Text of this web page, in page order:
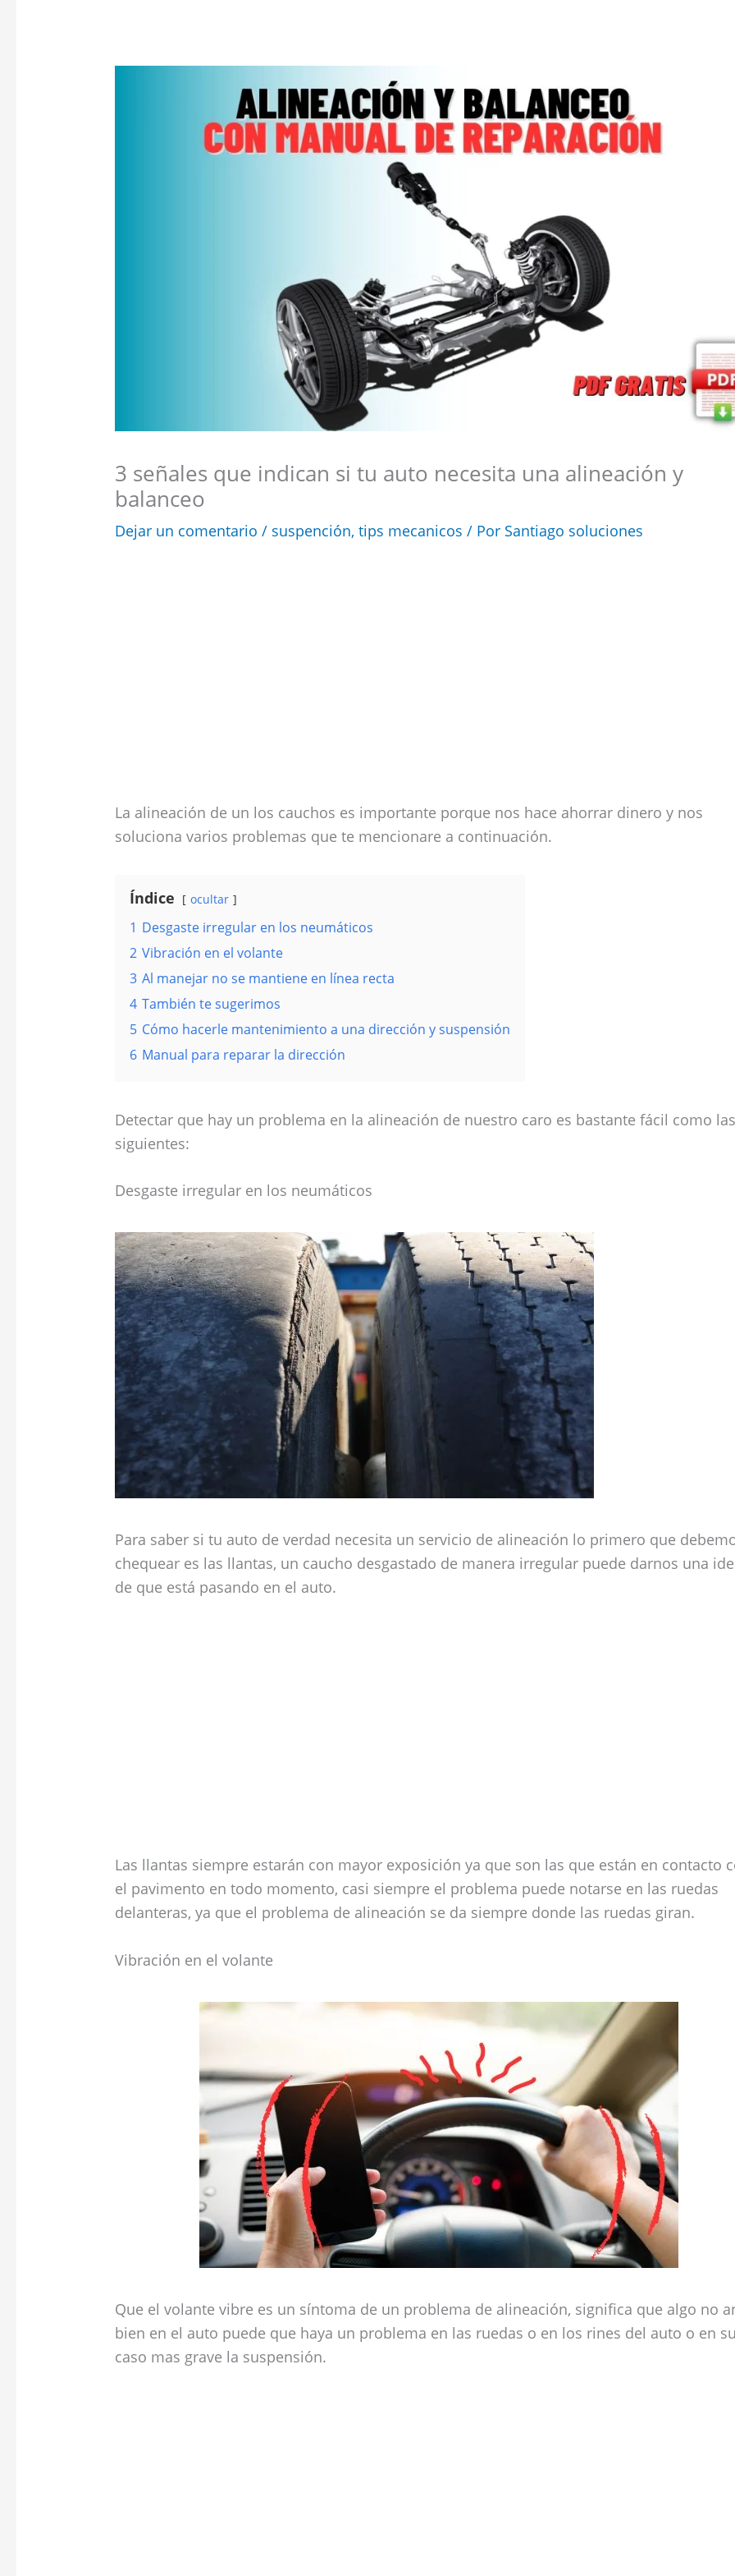
3 señales que indican si tu auto necesita una alineación y
balanceo
Dejar un comentario / suspención,tips mecanicos / Por Santiago soluciones
La alineación de un los cauchos es importante porque nos hace ahorrar dinero y nos
soluciona varios problemas que te mencionare a continuación.
Índice ocultar
1 Desgaste irregular en los neumáticos
2 Vibración en el volante
3 Al manejar no se mantiene en línea recta
4 También te sugerimos
5 Cómo hacerle mantenimiento a una dirección y suspensión
6 Manual para reparar la dirección
Detectar que hay un problema en la alineación de nuestro caro es bastante fácil como
siguientes:
Desgaste irregular en los neumáticos
Para saber si tu auto de verdad necesita un servicio de alineación lo primero que
chequear es las llantas, un caucho desgastado de manera irregular puede darnos una
de que está pasando en el auto.
Las llantas siempre estarán con mayor exposición ya que son las que están en contacto
el pavimento en todo momento, casi siempre el problema puede notarse en las ruedas
delanteras, ya que el problema de alineación se da siempre donde las ruedas giran.
Vibración en el volante
Que el volante vibre es un síntoma de un problema de alineación, significa que algo no
bien en el auto puede que haya un problema en las ruedas o en los rines del auto o en
caso mas grave la suspensión.